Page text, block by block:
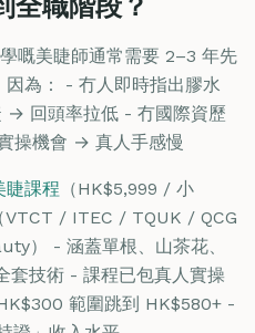
嘅美睫師通常需要 2–3 年先
為： - 冇人即時指出膠水
回頭率拉低 - 冇國際資歷
操機會 → 真人手感慢
課程 （HK$5,999 / 小
/ ITEC / TQUK / QCG
） - 涵蓋單根、山茶花、
套技術 - 課程已包真人實操
範圍跳到 HK$580+ -